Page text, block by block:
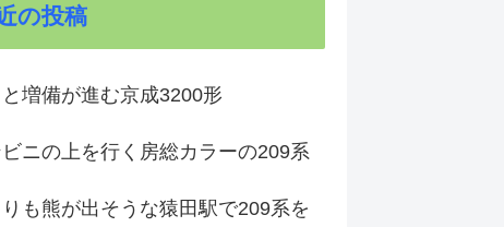
の投稿
増備が進む京成3200形
ニの上を行く房総カラーの209系
も熊が出そうな猿田駅で209系を